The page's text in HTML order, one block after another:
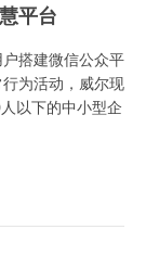
平台
搭建微信公众平
为活动，威尔现
以下的中小型企